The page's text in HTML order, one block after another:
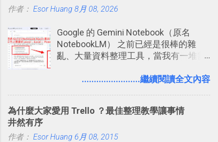
旅行地圖。
相館，那麼這時候 「便利商店」同樣也
可以立即拿到，操作流程也十分簡單。
之前我在電腦玩物分享過：「 不需買印
表機也免隨身碟， 7-11 全家雲端列印超
發： 同樣的不需買印表機、不需隨身
作者： Esor Huang 8月 08, 2026
Google 的 Gemini Notebook（原名
NotebookLM） 之前已經是很棒的雜
亂、大量資料整理工具，當我有一堆需
量格式不一的混亂工作文件需要彙整，
Codex 這樣的 AI 工作作進階處理。
........................繼續閱讀全文內容
為什麼大家愛用 Trello ？最佳整理教學讓事情
井然有序
作者： Esor Huang 6月 08, 2015